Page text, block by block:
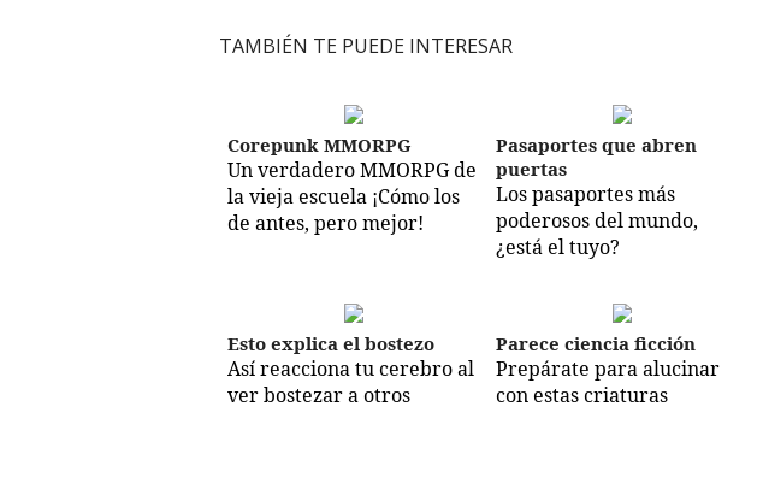
TAMBIÉN TE PUEDE INTERESAR
Corepunk MMORPG
Un verdadero MMORPG de
la vieja escuela ¡Cómo los
de antes, pero mejor!
Pasaportes que abren
puertas
Los pasaportes más
poderosos del mundo,
¿está el tuyo?
Esto explica el bostezo
Así reacciona tu cerebro al
ver bostezar a otros
Parece ciencia ficción
Prepárate para alucinar
con estas criaturas